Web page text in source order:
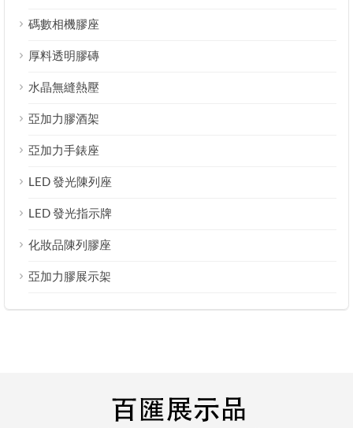
碼數相機膠座
厚料透明膠磚
水晶無縫熱壓
亞加力膠酒架
亞加力手錶座
LED 發光陳列座
LED 發光指示牌
化妝品陳列膠座
亞加力膠展示架